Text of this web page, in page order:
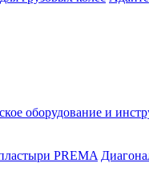
оборудование и
PREMA